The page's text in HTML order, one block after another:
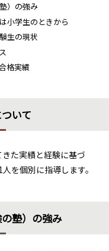
）の強み
小学生のときから
生の現状
格実績
いて
た実績と経験に基づ
を個別に指導します。
塾）の強み